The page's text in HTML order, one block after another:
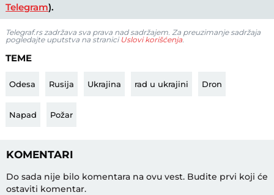
Telegram).
Telegraf.rs zadržava sva prava nad sadržajem. Za preuzimanje sadržaja
pogledajte uputstva na stranici Uslovi korišćenja.
TEME
Odesa Rusija Ukrajina rad u ukrajini Dron
Napad Požar
KOMENTARI
Do sada nije bilo komentara na ovu vest. Budite prvi koji će
ostaviti komentar.